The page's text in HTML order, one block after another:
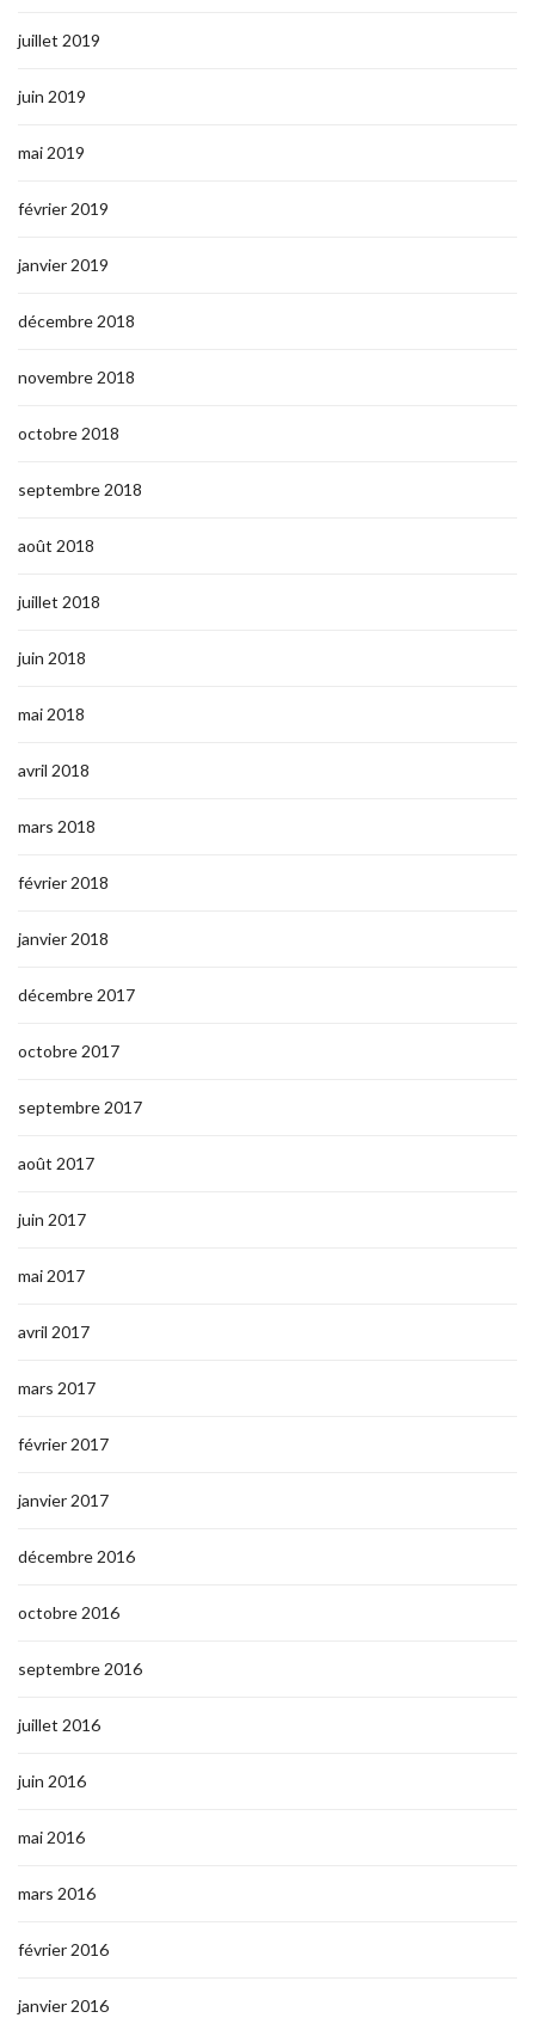
juillet 2019
juin 2019
mai 2019
février 2019
janvier 2019
décembre 2018
novembre 2018
octobre 2018
septembre 2018
août 2018
juillet 2018
juin 2018
mai 2018
avril 2018
mars 2018
février 2018
janvier 2018
décembre 2017
octobre 2017
septembre 2017
août 2017
juin 2017
mai 2017
avril 2017
mars 2017
février 2017
janvier 2017
décembre 2016
octobre 2016
septembre 2016
juillet 2016
juin 2016
mai 2016
mars 2016
février 2016
janvier 2016